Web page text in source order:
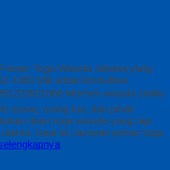
Toga Wisuda Jakarta yang
1060 Klik untuk konsultasi
Momen wisuda selalu
siswa, orang tua, dan pihak
akan toga wisuda yang rapi
Saat ini, layanan pesan toga